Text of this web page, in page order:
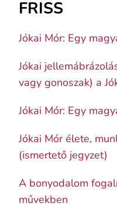
FRISS
Jókai Mór: Egy
Jókai
vagy gonoszak) a
Jókai Mór: Egy
Jókai Mór élete,
(ismertető jegyzet)
A bonyodalom
művekben